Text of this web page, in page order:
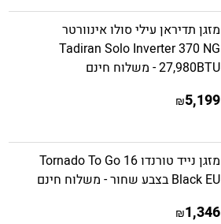
מזגן תדיראן עילי סולו אינוורטר
Tadiran Solo Inverter 370 NG
27,980BTU - משלוח חינם
5,199
₪
מזגן נייד טורנדו Tornado To Go 16
Black EU בצבע שחור - משלוח חינם
1,346
₪